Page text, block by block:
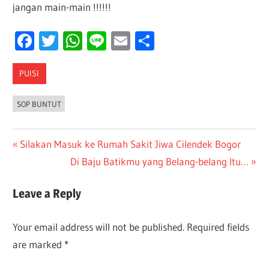
jangan main-main !!!!!!
Facebook
Twitter
WhatsApp
LineEmail
PUISI
SOP BUNTUT
Post
navigation
Previous
Silakan Masuk ke Rumah Sakit Jiwa Cilendek Bogor
Next
Di Baju Batikmu yang Belang-belang Itu…
Leave a Reply
Your email address will not be published. Required fields
are marked *